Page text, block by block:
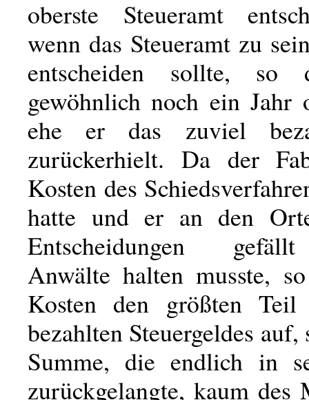
oberste Steueramt
wenn das Steueramt zu
entscheiden sollte, so
gewöhnlich noch ein Jahr
ehe er das zuviel
zurückerhielt. Da der
Kosten des
hatte und er an den
Entscheidungen
Anwälte halten musste,
Kosten den größten
bezahlten Steuergeldes auf,
Summe, die endlich in
zurückgelangte, kaum des